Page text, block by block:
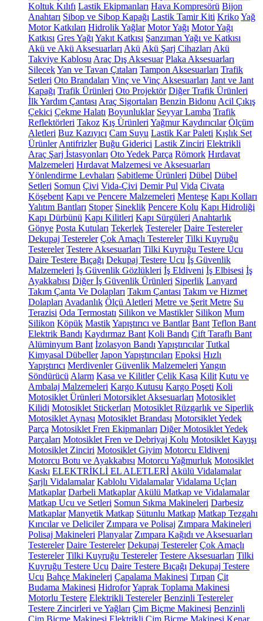
Koltuk Kılıfı Lastik Ekipmanları Hava Kompresörü Bijon
Anahtarı Sibop ve Sibop Kapağı Lastik Tamir Kiti KrikoYağ
Motor Katkıları Hidrolik Yağlar Motor Yağı Motor Yağı
Katkısı Gres Yağı Yakıt Katkısı Şanzıman Yağı ve Katkısı
Akü ve Akü Aksesuarları Akü Akü Şarj Cihazları Akü
Takviye Kablosu Araç Dış Aksesuar Plaka Aksesuarları
SilecekYan ve Tavan Çıtaları Tampon Aksesuarları Trafik
Setleri Oto Brandaları Vinç ve Vinç Aksesuarları Jant ve Jant
Kapağı Trafik Ürünleri Oto Projektör Diğer Trafik Ürünleri
İlk Yardım Çantası Araç Sigortaları Benzin Bidonu Acil Çıkış
Çekici Çekme Halatı Boyunluklar Seyyar Lamba Trafik
Reflektörleri Takoz Kış Ürünleri Yağmur Kaydırıcılar Ölçüm
Aletleri Buz Kazıyıcı Cam Suyu Lastik Kar Paleti Kışlık Set
Ürünler Antifrizler Buğu Giderici Lastik Zinciri Elektrikli
Araç Şarj İstasyonları Oto Yedek Parça Römork Hırdavat
Malzemeleri Hırdavat Malzemesi ve Aksesuarları
Yönlendirme Levhaları Sabitleme Ürünleri Dübel Dübel
Setleri Somun Çivi Vida-Çivi Demir Pul Vida Civata
Köşebent Kapı ve Pencere Malzemeleri Menteşe Kapı Kolları
Yalıtım Bantları Stoper Sineklik Pencere Kolu Kapı Hidroliği
Kapı Dürbünü Kapı Kilitleri Kapı Sürgüleri Anahtarlık
Gönye Posta Kutuları Tekerlek Testereler Daire Testereler
Dekupaj Testereler Çok Amaçlı Testereler Tilki Kuyruğu
Testereler Testere Aksesuarları Tilki Kuyruğu Testere Ucu
Daire Testere Bıçağı Dekupaj Testere Ucu İş Güvenlik
Malzemeleri İş Güvenlik Gözlükleri İş Eldiveni İş Elbisesi İş
Ayakkabısı Diğer İş Güvenlik Ürünleri Siperlik Lanyard
Takım Çanta Ve Dolapları Takım Çantası Takım ve Hizmet
Dolapları Avadanlık Ölçü Aletleri Metre ve Şerit Metre Su
Terazisi Oda Termostatı Silikon ve Mastikler Silikon Mum
Silikon Köpük MastikYapıştırıcı ve Bantlar Bant Teflon Bant
Elektrik Bandı Kaydırmaz Bant Koli Bandı Çift Taraflı Bant
Alüminyum Bant İzolasyon Bandı Yapıştırıcılar Tutkal
Kimyasal Dübeller Japon Yapıştırıcıları Epoksi Hızlı
Yapıştırıcı Merdivenler Güvenlik Malzemeleri Yangın
Söndürücü Alarm Kasa ve Kilitler Çelik Kasa Kilit Kutu ve
Ambalaj Malzemeleri Kargo Kutusu Kargo Poşeti Koli
Motosiklet Ürünleri Motorsiklet Aksesuarları Motosiklet
Kilidi Motosiklet Stickerları Motosiklet Rüzgarlık ve Siperlik
Motosiklet Aynası Motosiklet Brandası Motorsiklet Yedek
Parça Motosiklet Fren Ekipmanları Diğer Motosiklet Yedek
Parçaları Motosiklet Fren ve Debriyaj Kolu Motosiklet Kayışı
Motosiklet Zinciri Motosiklet Giyim Motorcu Eldiveni
Motorcu Botu ve Ayakkabısı Motorcu Yağmurluk Motosiklet
Kaskı ELEKTRİKLİ EL ALETLERİ Akülü Vidalamalar
Şarjlı Vidalamalar Kablolu Vidalamalar Vidalama Uçları
Matkaplar Darbeli Matkaplar Akülü Matkap ve Vidalamalar
Matkap Ucu ve Setleri Somun Sıkma Makineleri Darbesiz
Matkaplar Manyetik Matkap Sütunlu Matkap Matkap Tezgahı
Kırıcılar ve Deliciler Zımpara ve Polisaj Zımpara Makineleri
Polisaj Makineleri Planyalar Zımpara Kağıdı ve Aksesuarları
Testereler Daire Testereler Dekupaj Testereler Çok Amaçlı
Testereler Tilki Kuyruğu Testereler Testere Aksesuarları Tilki
Kuyruğu Testere Ucu Daire Testere Bıçağı Dekupaj Testere
Ucu Bahçe Makineleri Çapalama Makinesi Tırpan Çit
Budama Makinesi HidroforYaprak Toplama Makinesi
Motorlu Testere Elektrikli Testereler Benzinli Testereler
Testere Zincirleri ve Yağları Çim Biçme Makinesi Benzinli
Çim Biçme Makinesi Elektrikli Çim Biçme Makinesi Kenar